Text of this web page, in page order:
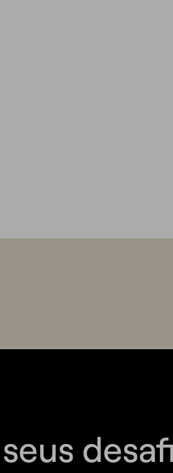
os
personalizada com
Para saber mais